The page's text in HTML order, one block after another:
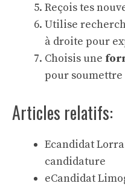
Reçois tes
Utilise
à droite pour
Choisis une
pour soumettre
Articles relatifs:
Ecandidat
candidature
eCandidat